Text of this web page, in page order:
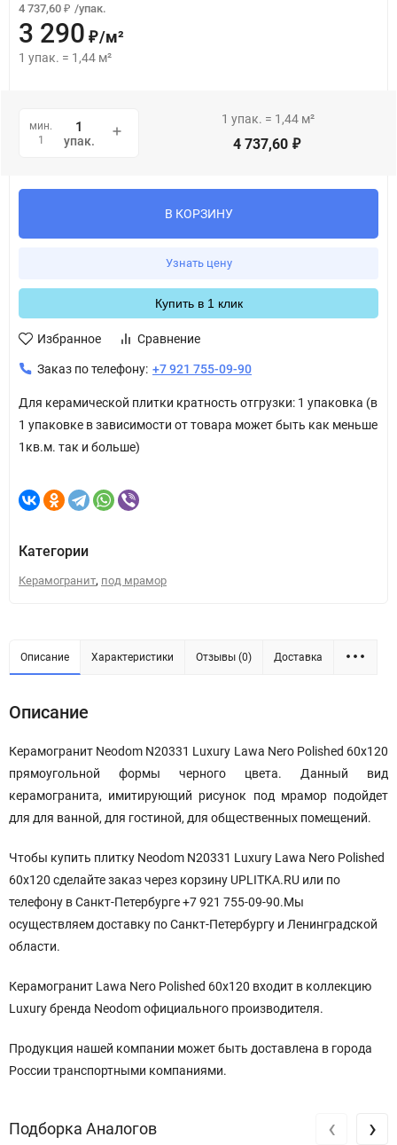
4 737,60 ₽ /упак.
3 290 ₽/м²
1 упак. = 1,44 м²
мин.
1
упак.
1 упак. = 1,44 м²
4 737,60 ₽
В КОРЗИНУ
Узнать цену
Купить в 1 клик
Избранное Сравнение
Заказ по телефону: +7 921 755-09-90
Для керамической плитки кратность отгрузки: 1 упаковка (в
1 упаковке в зависимости от товара может быть как меньше
1кв.м. так и больше)
Категории
Керамогранит, под мрамор
Описание Характеристики Отзывы (0) Доставка
Описание
Керамогранит Neodom N20331 Luxury Lawa Nero Polished 60x120
прямоугольной формы черного цвета. Данный вид
керамогранита, имитирующий рисунок под мрамор подойдет
для для ванной, для гостиной, для общественных помещений.
Чтобы купить плитку Neodom N20331 Luxury Lawa Nero Polished
60x120 сделайте заказ через корзину UPLITKA.RU или по
телефону в Санкт-Петербурге +7 921 755-09-90.Мы
осуществляем доставку по Санкт-Петербургу и Ленинградской
области.
Керамогранит Lawa Nero Polished 60x120 входит в коллекцию
Luxury бренда Neodom официального производителя.
Продукция нашей компании может быть доставлена в города
России транспортными компаниями.
Подборка Аналогов ‹ ›